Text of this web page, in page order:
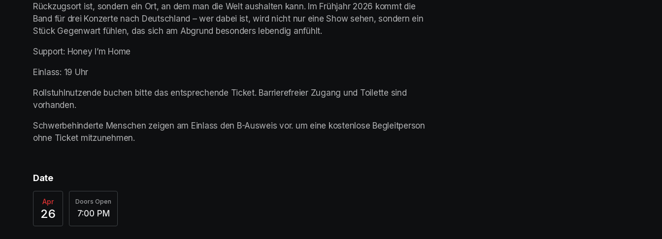
Rückzugsort ist, sondern ein Ort, an dem man die Welt aushalten kann. Im Frühjahr 2026 kommt die
Band für drei Konzerte nach Deutschland – wer dabei ist, wird nicht nur eine Show sehen, sondern ein
Stück Gegenwart fühlen, das sich am Abgrund besonders lebendig anfühlt.
Support: Honey I’m Home
Einlass: 19 Uhr
Rollstuhlnutzende buchen bitte das entsprechende Ticket. Barrierefreier Zugang und Toilette sind
vorhanden.
Schwerbehinderte Menschen zeigen am Einlass den B-Ausweis vor. um eine kostenlose Begleitperson
ohne Ticket mitzunehmen.
Date
Apr
26
Doors Open
7:00 PM